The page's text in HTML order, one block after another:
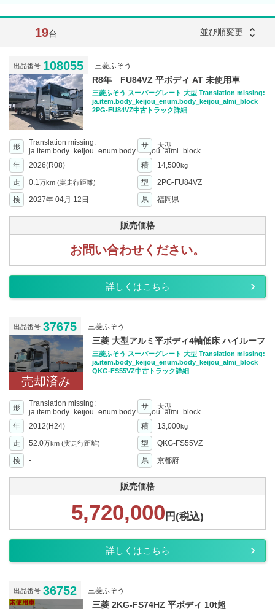
19台 並び順変更 unfold_more
出品番号 108055 三菱ふそう
R8年 FU84VZ 平ボディ AT 未使用車
三菱ふそう スーパーグレート 大型 Translation missing:
ja.item.body_keijou_enum.body_keijou_almi_block
2PG-FU84VZ中古トラック詳細
形
Translation missing:
ja.item.body_keijou_enum.body_keijou_almi_block
サ 大型
年 2026(R08) 積 14,500kg
走 0.1万km (実走行距離) 型
2PG-FU84VZ
検
2027年 04月 12日 県 福岡県
販売価格
お問い合わせください。
詳しくはこちら
出品番号 37675 三菱ふそう
売却済み
三菱 大型アルミ平ボディ4軸低床 ハイルーフ
三菱ふそう スーパーグレート 大型 Translation missing:
ja.item.body_keijou_enum.body_keijou_almi_block
QKG-FS55VZ中古トラック詳細
形
Translation missing:
ja.item.body_keijou_enum.body_keijou_almi_block
サ 大型
年 2012(H24) 積 13,000kg
走 52.0万km (実走行距離) 型
QKG-FS55VZ
検
- 県 京都府
販売価格
5,720,000 円(税込)
詳しくはこちら
出品番号 36752 三菱ふそう
三菱 2KG-FS74HZ 平ボディ 10t超